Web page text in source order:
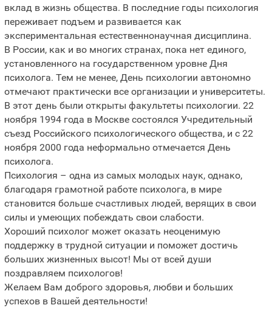
вклад в жизнь общества. В последние годы психология
переживает подъем и развивается как
экспериментальная естественнонаучная дисциплина.
В России, как и во многих странах, пока нет единого,
установленного на государственном уровне Дня
психолога. Тем не менее, День психологии автономно
отмечают практически все организации и университеты.
В этот день были открыты факультеты психологии. 22
ноября 1994 года в Москве состоялся Учредительный
съезд Российского психологического общества, и с 22
ноября 2000 года неформально отмечается День
психолога.
Психология – одна из самых молодых наук, однако,
благодаря грамотной работе психолога, в мире
становится больше счастливых людей, верящих в свои
силы и умеющих побеждать свои слабости.
Хороший психолог может оказать неоценимую
поддержку в трудной ситуации и поможет достичь
больших жизненных высот! Мы от всей души
поздравляем психологов!
Желаем Вам доброго здоровья, любви и больших
успехов в Вашей деятельности!